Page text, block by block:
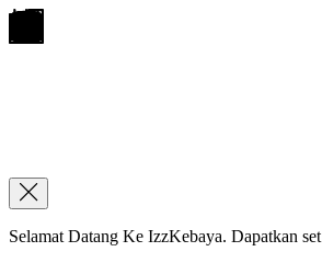
Selamat Datang Ke IzzKebaya. Dapatkan